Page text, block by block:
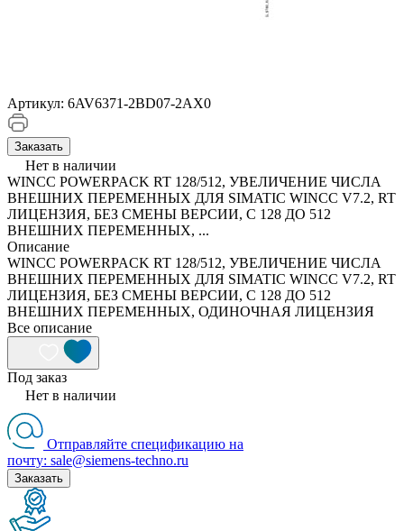
Артикул: 6AV6371-2BD07-2AX0
Заказать
Нет в наличии
WINCC POWERPACK RT 128/512, УВЕЛИЧЕНИЕ ЧИСЛА
ВНЕШНИХ ПЕРЕМЕННЫХ ДЛЯ SIMATIC WINCC V7.2, RT
ЛИЦЕНЗИЯ, БЕЗ СМЕНЫ ВЕРСИИ, C 128 ДО 512
ВНЕШНИХ ПЕРЕМЕННЫХ, ...
Описание
WINCC POWERPACK RT 128/512, УВЕЛИЧЕНИЕ ЧИСЛА
ВНЕШНИХ ПЕРЕМЕННЫХ ДЛЯ SIMATIC WINCC V7.2, RT
ЛИЦЕНЗИЯ, БЕЗ СМЕНЫ ВЕРСИИ, C 128 ДО 512
ВНЕШНИХ ПЕРЕМЕННЫХ, ОДИНОЧНАЯ ЛИЦЕНЗИЯ
Все описание
Под заказ
Нет в наличии
Отправляйте спецификацию на
почту: sale@siemens-techno.ru
Заказать